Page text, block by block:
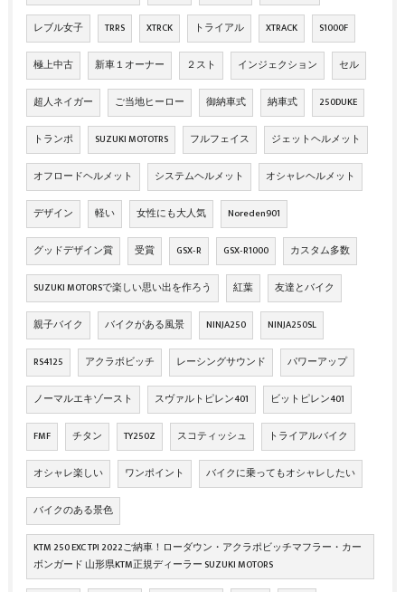
レブル女子 TRRS XTRCK トライアル XTRACK S1000F
極上中古 新車１オーナー ２スト インジェクション セル
超人ネイガー ご当地ヒーロー 御納車式 納車式 250DUKE
トランポ SUZUKI MOTOTRS フルフェイス ジェットヘルメット
オフロードヘルメット システムヘルメット オシャレヘルメット
デザイン 軽い 女性にも大人気 Noreden901
グッドデザイン賞 受賞 GSX‐R GSX‐R1000 カスタム多数
SUZUKI MOTORSで楽しい思い出を作ろう 紅葉 友達とバイク
親子バイク バイクがある風景 NINJA250 NINJA250SL
RS4125 アクラボビッチ レーシングサウンド パワーアップ
ノーマルエキゾースト スヴァルトピレン401 ビットピレン401
FMF チタン TY250Z スコティッシュ トライアルバイク
オシャレ楽しい ワンポイント バイクに乗ってもオシャレしたい
バイクのある景色
KTM 250 EXC TPI 2022ご納車！ローダウン・アクラポビッチマフラー・カー
ボンガード 山形県KTM正規ディーラー SUZUKI MOTORS